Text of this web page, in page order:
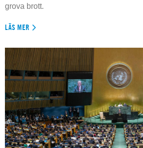
grova brott.
LÄS MER